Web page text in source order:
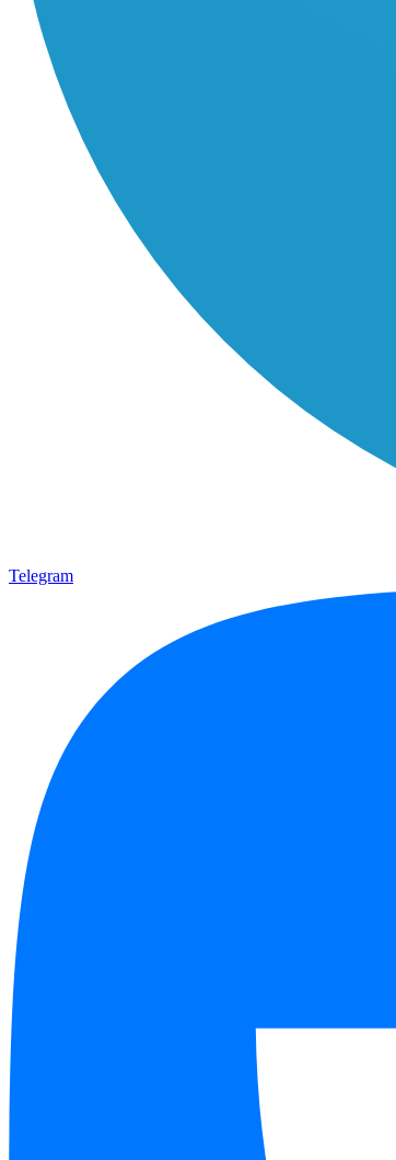
Telegram